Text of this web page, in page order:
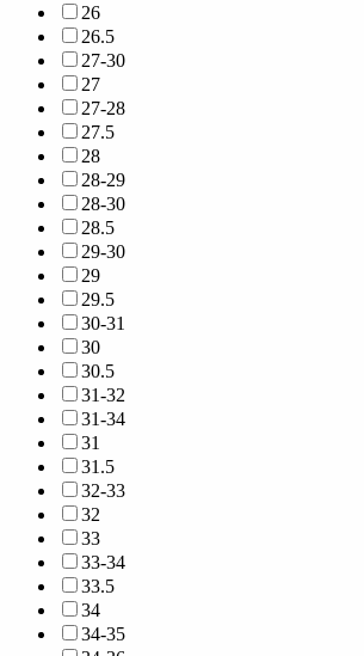
26
26.5
27-30
27
27-28
27.5
28
28-29
28-30
28.5
29-30
29
29.5
30-31
30
30.5
31-32
31-34
31
31.5
32-33
32
33
33-34
33.5
34
34-35